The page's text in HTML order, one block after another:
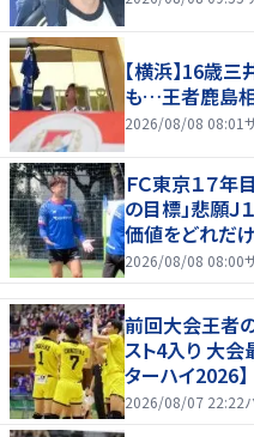
【横浜】16歳
も…王者鹿島
2026/08/08 08:01
ＦＣ東京１７
の目標」悲願
価値をどれだ
2026/08/08 08:00
前回大会王者
スト4入り 大
ターハイ2026】
2026/08/07 22:22